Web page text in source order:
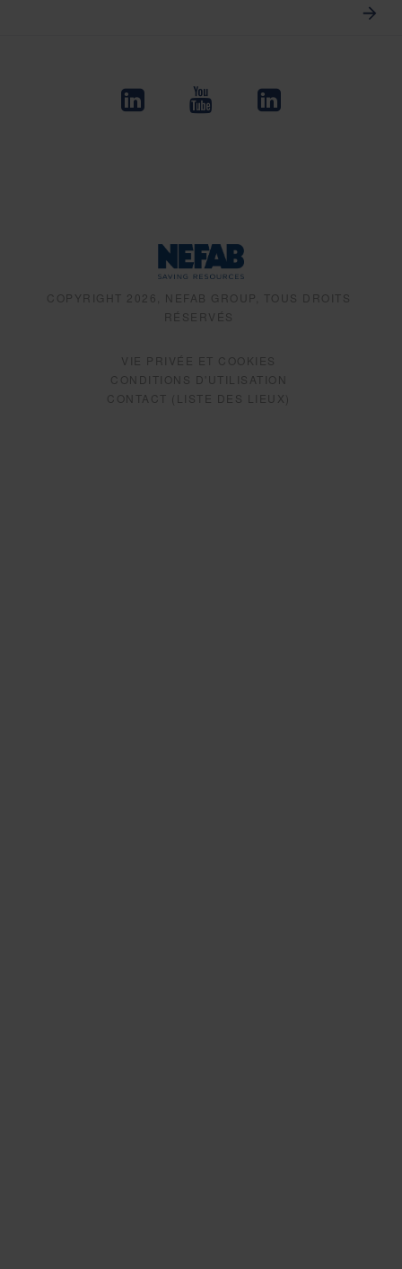
COPYRIGHT 2026, NEFAB GROUP, TOUS DROITS
RÉSERVÉS
VIE PRIVÉE ET COOKIES
CONDITIONS D'UTILISATION
CONTACT (LISTE DES LIEUX)